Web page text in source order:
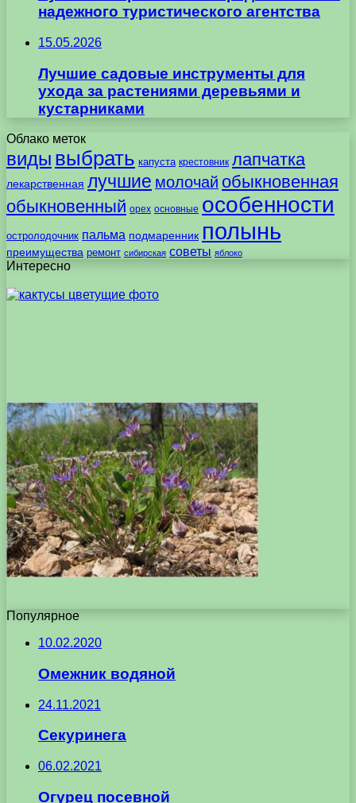
надежного туристического агентства
15.05.2026
Лучшие садовые инструменты для
ухода за растениями деревьями и
кустарниками
Облако меток
виды выбрать капуста крестовник лапчатка
лекарственная лучшие молочай обыкновенная
обыкновенный орех основные особенности
остролодочник пальма подмаренник полынь
преимущества ремонт сибирская советы яблоко
Интересно
Популярное
10.02.2020
Омежник водяной
24.11.2021
Секуринега
06.02.2021
Огурец посевной